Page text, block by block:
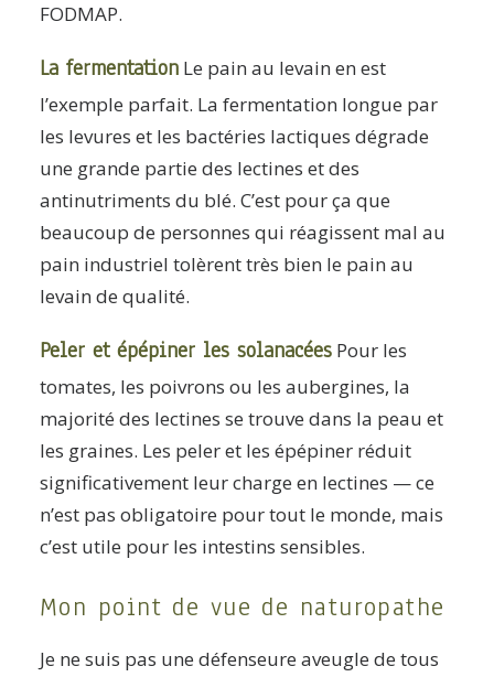
FODMAP.
La fermentation Le pain au levain en est
l’exemple parfait. La fermentation longue par
les levures et les bactéries lactiques dégrade
une grande partie des lectines et des
antinutriments du blé. C’est pour ça que
beaucoup de personnes qui réagissent mal au
pain industriel tolèrent très bien le pain au
levain de qualité.
Peler et épépiner les solanacées Pour les
tomates, les poivrons ou les aubergines, la
majorité des lectines se trouve dans la peau et
les graines. Les peler et les épépiner réduit
significativement leur charge en lectines — ce
n’est pas obligatoire pour tout le monde, mais
c’est utile pour les intestins sensibles.
Mon point de vue de naturopathe
Je ne suis pas une défenseure aveugle de tous